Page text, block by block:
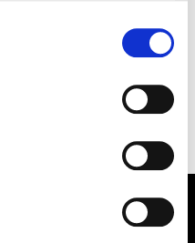
aby
o aktualnych